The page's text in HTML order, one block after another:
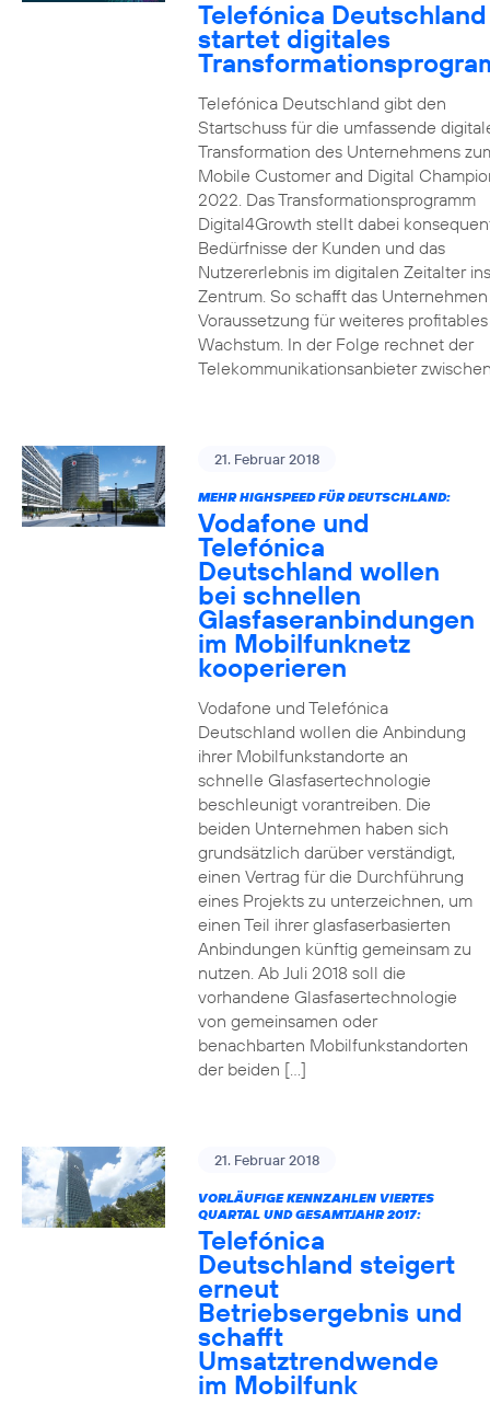
Telefónica Deutschland
startet digitales
Telefónica Deutschland gibt den
Startschuss für die umfassende
Transformation des Unternehmens
Mobile Customer and Digital
2022. Das Transformationsprogramm
Digital4Growth stellt dabei
Bedürfnisse der Kunden und das
Nutzererlebnis im digitalen Zeitalter ins
Zentrum. So schafft das
Voraussetzung für weiteres profitables
Wachstum. In der Folge rechnet der
Telekommunikationsanbieter
21. Februar 2018
MEHR HIGHSPEED FÜR DEUTSCHLAND:
Vodafone und
Telefónica
Deutschland wollen
bei schnellen
Glasfaseranbindungen
im Mobilfunknetz
kooperieren
Vodafone und Telefónica
Deutschland wollen die Anbindung
ihrer Mobilfunkstandorte an
schnelle Glasfasertechnologie
beschleunigt vorantreiben. Die
beiden Unternehmen haben sich
grundsätzlich darüber verständigt,
einen Vertrag für die Durchführung
eines Projekts zu unterzeichnen, um
einen Teil ihrer glasfaserbasierten
Anbindungen künftig gemeinsam zu
nutzen. Ab Juli 2018 soll die
vorhandene Glasfasertechnologie
von gemeinsamen oder
benachbarten Mobilfunkstandorten
der beiden […]
21. Februar 2018
VORLÄUFIGE KENNZAHLEN VIERTES
QUARTAL UND GESAMTJAHR 2017:
Telefónica
Deutschland steigert
erneut
Betriebsergebnis und
schafft
Umsatztrendwende
im Mobilfunk